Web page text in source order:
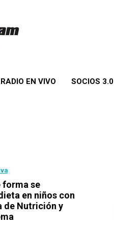
RADIO EN VIVO SOCIOS 3.0
forma se
en niños con
de Nutrición y